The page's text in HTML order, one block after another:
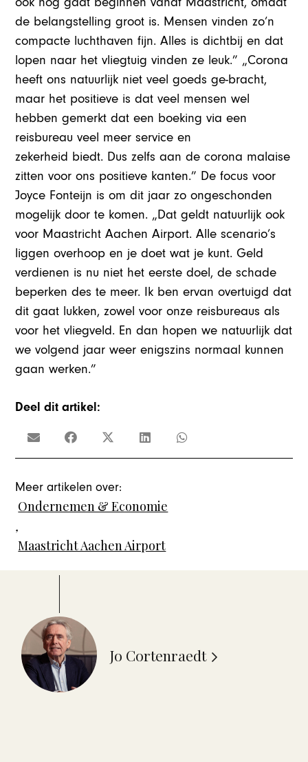
de belangstelling groot is. Mensen vinden zo’n
compacte luchthaven fijn. Alles is dichtbij en dat
lopen naar het vliegtuig vinden ze leuk.” „Corona
heeft ons natuurlijk niet veel goeds ge-bracht,
maar het positieve is dat veel mensen wel
hebben gemerkt dat een boeking via een
reisbureau veel meer service en
zekerheid biedt. Dus zelfs aan de corona malaise
zitten voor ons positieve kanten.” De focus voor
Joyce Fonteijn is om dit jaar zo ongeschonden
mogelijk door te komen. „Dat geldt natuurlijk ook
voor Maastricht Aachen Airport. Alle scenario’s
liggen overhoop en je doet wat je kunt. Geld
verdienen is nu niet het eerste doel, de schade
beperken des te meer. Ik ben ervan overtuigd dat
dit gaat lukken, zowel voor onze reisbureaus als
voor het vliegveld. En dan hopen we natuurlijk dat
we volgend jaar weer enigszins normaal kunnen
gaan werken.”
Deel dit artikel:
Meer artikelen over:
Ondernemen & Economie
,
Maastricht Aachen Airport
Jo Cortenraedt